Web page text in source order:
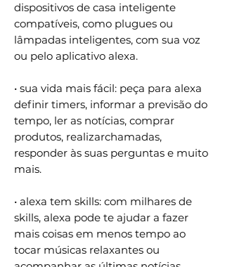
dispositivos de casa inteligente
compatíveis, como plugues ou
lâmpadas inteligentes, com sua voz
ou pelo aplicativo alexa.
• sua vida mais fácil: peça para alexa
definir timers, informar a previsão do
tempo, ler as notícias, comprar
produtos, realizarchamadas,
responder às suas perguntas e muito
mais.
• alexa tem skills: com milhares de
skills, alexa pode te ajudar a fazer
mais coisas em menos tempo ao
tocar músicas relaxantes ou